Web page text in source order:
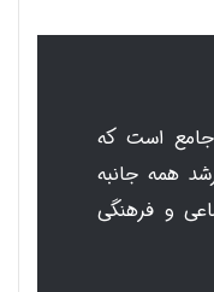
جامع است که
همه جانبه
و فرهنگی